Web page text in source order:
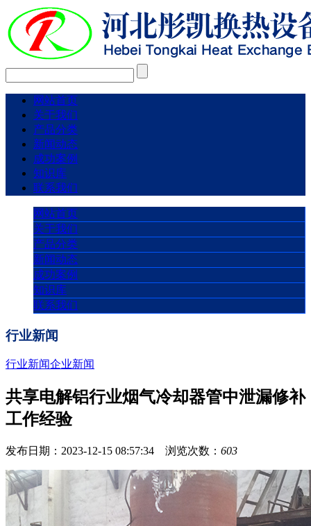
网站首页
关于我们
产品分类
新闻动态
成功案例
知识库
联系我们
网站首页
关于我们
产品分类
新闻动态
成功案例
知识库
联系我们
行业新闻
行业新闻企业新闻
共享电解铝行业烟气冷却器管中泄漏修补
工作经验
发布日期：2023-12-15 08:57:34 浏览次数： 603